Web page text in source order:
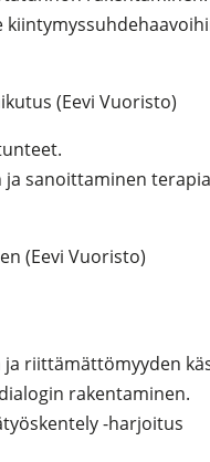
(Eevi Vuoristo)
sanoittaminen
(Eevi Vuoristo)
ja riittämättömyyden
rakentaminen.
-harjoitus